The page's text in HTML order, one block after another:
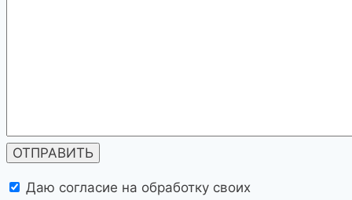
Даю согласие на обработку своих